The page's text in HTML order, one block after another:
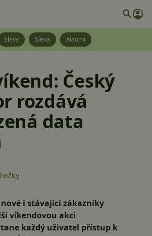
Slevy Sleva Xiaomi
Český
rozdává
data
i stávající zákazníky
víkendovou akci
každý uživatel přístup k